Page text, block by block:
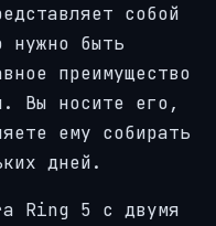
собой
нужно быть
преимущество
Вы носите его,
ему собирать
дней.
Ring 5 с двумя